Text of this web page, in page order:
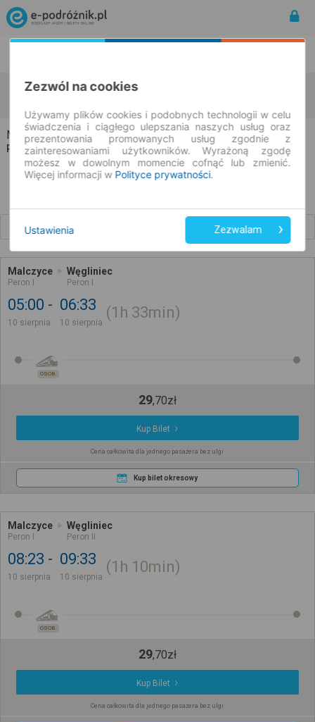
Malczyce
Węgliniec
Malczyce → Węgliniec
Rozkład jazdy i bilety
Malczyce
Peron I
Węgliniec
Peron I
05:00
10 sierpnia
06:33
10 sierpnia
1h 33min
OSOB.
29,70zł
Kup Bilet
Cena całkowita dla jednego pasażera bez ulgi
Kup bilet okresowy
Malczyce
Peron I
Węgliniec
Peron II
08:23
10 sierpnia
09:33
10 sierpnia
1h 10min
OSOB.
29,70zł
Kup Bilet
Cena całkowita dla jednego pasażera bez ulgi
Zezwól na cookies
Używamy plików cookies i podobnych technologii w celu
świadczenia i ciągłego ulepszania naszych usług oraz
prezentowania promowanych usług zgodnie z
zainteresowaniami użytkowników. Wyrażoną zgodę
możesz w dowolnym momencie cofnąć lub zmienić.
Więcej informacji w Polityce prywatności.
Ustawienia Zezwalam